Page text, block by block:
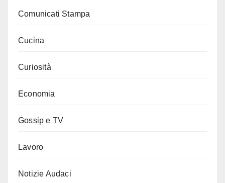
Comunicati Stampa
Cucina
Curiosità
Economia
Gossip e TV
Lavoro
Notizie Audaci